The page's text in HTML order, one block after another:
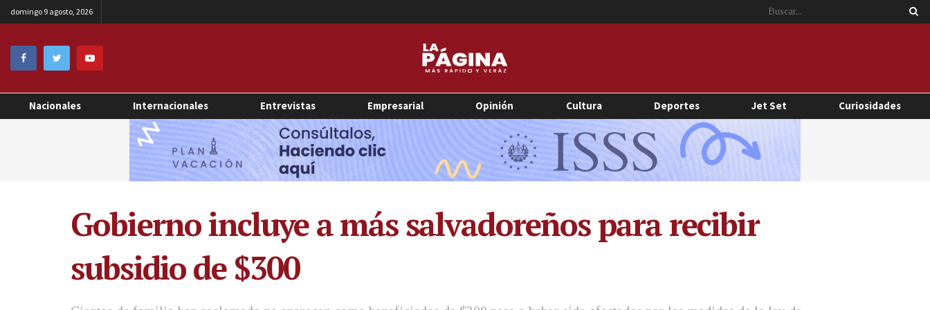
domingo 9 agosto, 2026
Nacionales Internacionales Entrevistas Empresarial Opinión Cultura Deportes Jet Set Curiosidades
Gobierno incluye a más salvadoreños para recibir
subsidio de $300